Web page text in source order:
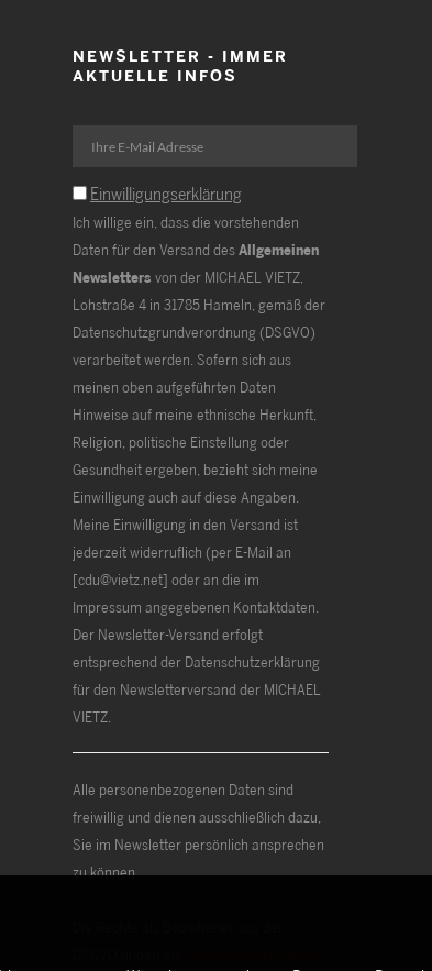
NEWSLETTER - IMMER
AKTUELLE INFOS
Einwilligungserklärung
Ich willige ein, dass die vorstehenden
Daten für den Versand desAllgemeinen
Newsletters von der MICHAEL VIETZ,
Lohstraße 4 in 31785 Hameln, gemäß der
Datenschutzgrundverordnung (DSGVO)
verarbeitet werden. Sofern sich aus
meinen oben aufgeführten Daten
Hinweise auf meine ethnische Herkunft,
Religion, politische Einstellung oder
Gesundheit ergeben, bezieht sich meine
Einwilligung auch auf diese Angaben.
Meine Einwilligung in den Versand ist
jederzeit widerruflich (per E-Mail an
[cdu@vietz.net] oder an die im
Impressum angegebenen Kontaktdaten.
Der Newsletter-Versand erfolgt
entsprechend der Datenschutzerklärung
für den Newsletterversand der MICHAEL
VIETZ.
Alle personenbezogenen Daten sind
freiwillig und dienen ausschließlich dazu,
Sie im Newsletter persönlich ansprechen
zu können.